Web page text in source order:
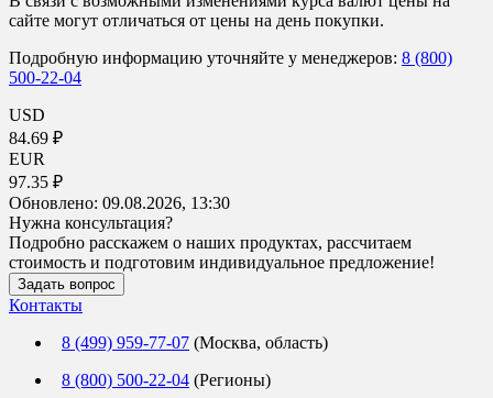
сайте могут отличаться от цены на день покупки.
Подробную информацию уточняйте у менеджеров: 8 (800)
500-22-04
USD
84.69 ₽
EUR
97.35 ₽
Обновлено: 09.08.2026, 13:30
Нужна консультация?
Подробно расскажем о наших продуктах, рассчитаем
стоимость и подготовим индивидуальное предложение!
Задать вопрос
Контакты
8 (499) 959-77-07 (Москва, область)
8 (800) 500-22-04 (Регионы)